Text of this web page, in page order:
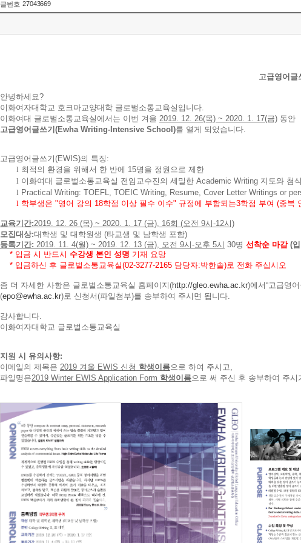
글번호 27043669
고급영어
안녕하세요?
이화여자대학교 호크마교양대학 글로벌소통교육실입니다.
이화여대 글로벌소통교육실에서는 이번 겨울 2019. 12. 26(목) ~ 2020. 1. 17(금) 동안
고급영어글쓰기(Ewha Writing-Intensive School)를 열게 되었습니다.
고급영어글쓰기(EWIS)의 특징:
l 최적의 환경을 위해서 한 반에 15명을 정원으로 제한
l 이화여대 글로벌소통교육실 전임교수진 의 세밀한Academic Writing 지도와 첨
l Practical Writing: TOEFL, TOEIC Writing, Resume, Cover Letter Writings or
l 학부생은 "영어 강의 18학점 이상 필수 이수" 규정에 부합되는3학점 부여 (중복
교육기간:2019. 12. 26 (목) ~ 2020. 1. 17 (금), 16회 (오전 9시-12시)
모집대상:대학생 및 대학원생 (타교생 및 남학생 포함)
등록기간: 2019. 11. 4(월) ~ 2019. 12. 13 (금), 오전 9시-오후 5시 30명 선착순 마감 (
* 입금 시 반드시 수강생 본인 성명 기재 요망
* 입금하신 후 글로벌소통교육실(02-3277-2165 담당자:박한솔)로 전화 주십시오
좀 더 자세한 사항은 글로벌소통교육실 홈페이지(http://gleo.ewha.ac.kr)에서“고급영
(epo@ewha.ac.kr)로 신청서(파일첨부)를 송부하여 주시면 됩니다.
감사합니다.
이화여자대학교 글로벌소통교육실
지원 시 유의사항:
이메일의 제목은 2019 겨울 EWIS 신청 학생이름으로 하여 주시고,
파일명은2019 Winter EWIS Application Form 학생이름으로 써 주신 후 송부하여 주시